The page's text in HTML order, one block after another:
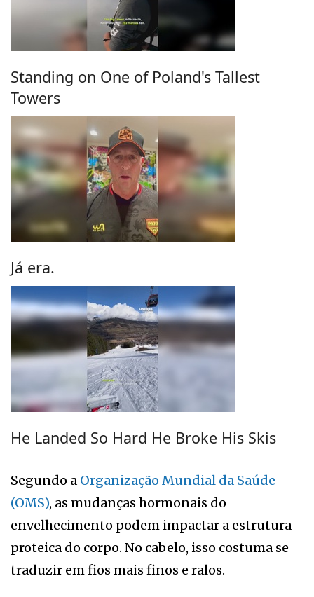
Standing on One of Poland's Tallest
Towers
Já era.
He Landed So Hard He Broke His Skis
Segundo a Organização Mundial da Saúde
(OMS), as mudanças hormonais do
envelhecimento podem impactar a estrutura
proteica do corpo. No cabelo, isso costuma se
traduzir em fios mais finos e ralos.